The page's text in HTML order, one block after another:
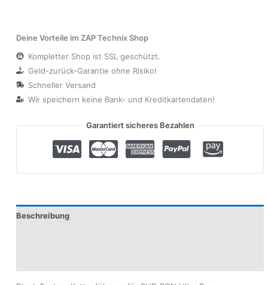
Deine Vorteile im ZAP Technix Shop
Kompletter Shop ist SSL geschützt.
Geld-zurück-Garantie ohne Risiko!
Schneller Versand
Wir speichern keine Bank- und Kreditkartendaten!
Garantiert sicheres Bezahlen
Beschreibung